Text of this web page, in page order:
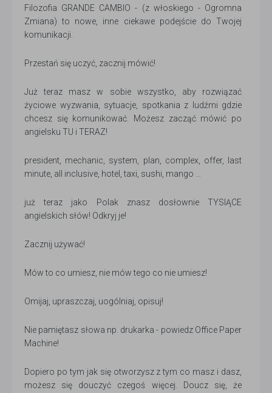
Filozofia GRANDE CAMBIO - (z włoskiego - Ogromna
Zmiana) to nowe, inne ciekawe podejście do Twojej
komunikacji.
Przestań się uczyć, zacznij mówić!
Już teraz masz w sobie wszystko, aby rozwiązać
życiowe wyzwania, sytuacje, spotkania z ludźmi gdzie
chcesz się komunikować. Możesz zacząć mówić po
angielsku TU i TERAZ!
president, mechanic, system, plan, complex, offer, last
minute, all inclusive, hotel, taxi, sushi, mango …
już teraz jako Polak znasz dosłownie TYSIĄCE
angielskich słów! Odkryj je!
Zacznij używać!
Mów to co umiesz, nie mów tego co nie umiesz!
Omijaj, upraszczaj, uogólniaj, opisuj!
Nie pamiętasz słowa np. drukarka - powiedz Office Paper
Machine!
Dopiero po tym jak się otworzysz z tym co masz i dasz,
możesz się douczyć czegoś więcej. Doucz się, że